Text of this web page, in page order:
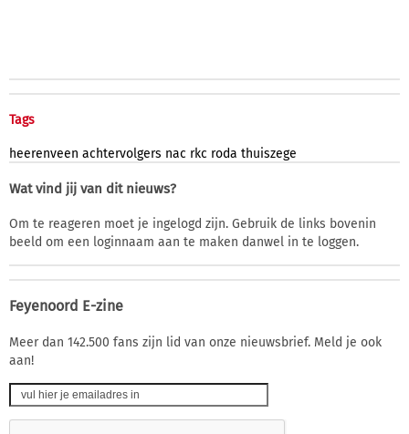
Tags
heerenveen achtervolgers nac rkc roda thuiszege
Wat vind jij van dit nieuws?
Om te reageren moet je ingelogd zijn. Gebruik de links bovenin
beeld om een loginnaam aan te maken danwel in te loggen.
Feyenoord E-zine
Meer dan 142.500 fans zijn lid van onze nieuwsbrief. Meld je ook
aan!